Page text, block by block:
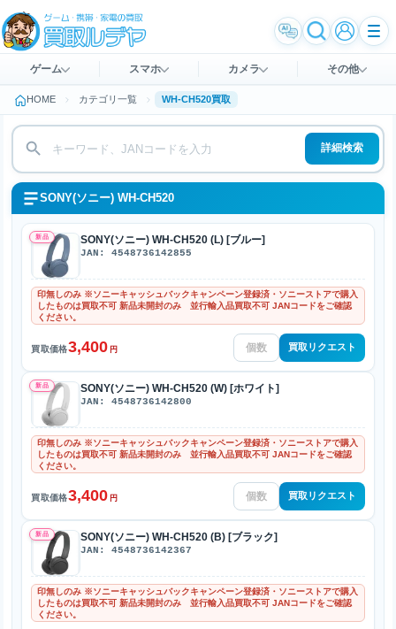
ゲーム スマホ カメラ その他
HOME カテゴリ一覧 WH-CH520買取
詳細検索
SONY(ソニー) WH-CH520
新品 SONY(ソニー) WH-CH520 (L) [ブルー]
JAN: 4548736142855
印無しのみ ※ソニーキャッシュバックキャンペーン登録済・ソニーストアで購入
したものは買取不可 新品未開封のみ 並行輸入品買取不可 JANコードをご確認
ください。
買取価格3,400 円 買取リクエスト
新品 SONY(ソニー) WH-CH520 (W) [ホワイト]
JAN: 4548736142800
印無しのみ ※ソニーキャッシュバックキャンペーン登録済・ソニーストアで購入
したものは買取不可 新品未開封のみ 並行輸入品買取不可 JANコードをご確認
ください。
買取価格3,400 円 買取リクエスト
新品 SONY(ソニー) WH-CH520 (B) [ブラック]
JAN: 4548736142367
印無しのみ ※ソニーキャッシュバックキャンペーン登録済・ソニーストアで購入
したものは買取不可 新品未開封のみ 並行輸入品買取不可 JANコードをご確認
ください。